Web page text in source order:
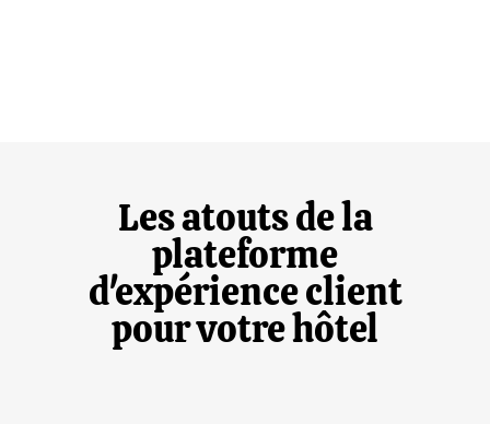
Les atouts de la
plateforme
d'expérience client
pour votre hôtel